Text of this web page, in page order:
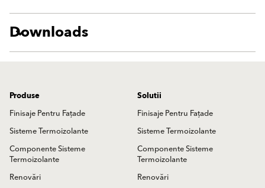
Downloads
Produse
Finisaje Pentru Fațade
Sisteme Termoizolante
Componente Sisteme
Termoizolante
Renovări
Solutii
Finisaje Pentru Fațade
Sisteme Termoizolante
Componente Sisteme
Termoizolante
Renovări